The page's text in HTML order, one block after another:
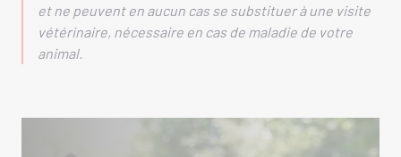
et ne peuvent en aucun cas se substituer à une visite
vétérinaire, nécessaire en cas de maladie de votre
animal.